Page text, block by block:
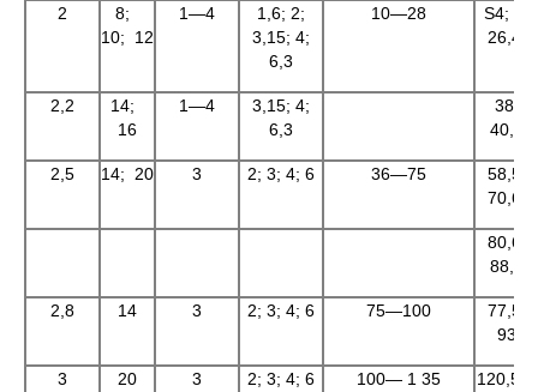
2
8;
10; 12
1—4
1,6; 2;
3,15; 4;
6,3
10—28
S4; 2;
26,4;
2,2
14;
16
1—4
3,15; 4;
6,3
38;
40,4
2,5 14; 20 3 2; 3; 4; 6 36—75
58,5;
70,6;
80,6;
88,3
2,8 14 3 2; 3; 4; 6 75—100
77,5;
93
3 20 3 2; 3; 4; 6 100— 1 35
120,5—